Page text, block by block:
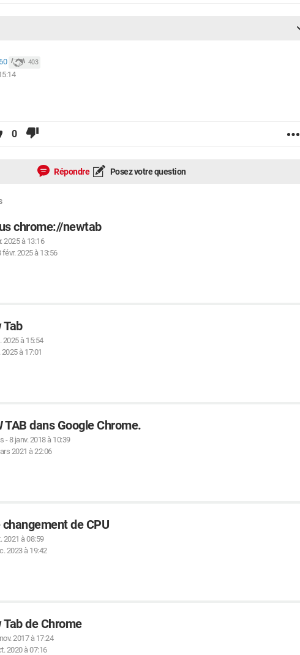
403
0
Répondre Posez votre question
chrome://newtab
2025 à 13:16
févr. 2025 à 13:56
Tab
2025 à 15:54
2025 à 17:01
TAB dans Google Chrome.
-8 janv. 2018 à 10:39
2021 à 22:06
de CPU
2021 à 08:59
2023 à 19:42
de Chrome
2017 à 17:24
2020 à 07:16